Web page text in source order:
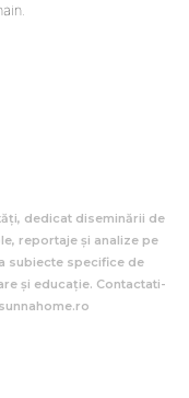
dedicat diseminării de
reportaje și analize pe
subiecte specifice de
și educație. Contactati-